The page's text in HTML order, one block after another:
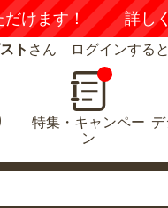
だけます！ 詳し
ト さん ログインすると
特集・キャンペー
ン